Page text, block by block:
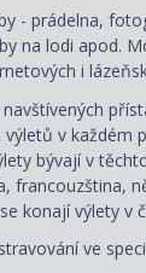
- prádelna,
na lodi apod.
i
v každém
bývají v
francouzština,
konají výlety v
ve